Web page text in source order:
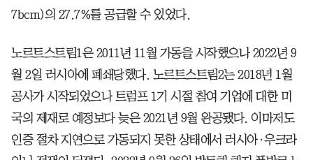
7bcm)의 27.7%를 공급할 수 있었다.
노르트스트림1은 2011년 11월 가동을 시작했으나 2022년 9
월 2일 러시아에 폐쇄당했다. 노르트스트림2는 2018년 1월
공사가 시작되었으나 트럼프 1기 시절 참여 기업에 대한 미
국의 제재로 예정보다 늦은 2021년 9월 완공됐다. 이마저도
인증 절차 지연으로 가동되지 못한 상태에서 러시아·우크라